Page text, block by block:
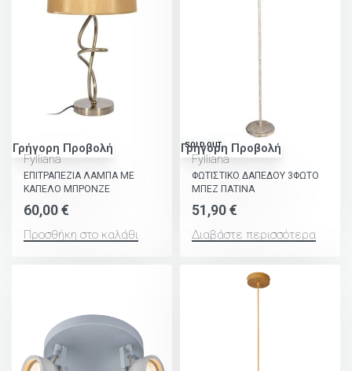
Γρήγορη Προβολή
Fylliana
ΕΠΙΤΡΑΠΕΖΙΑ ΛΑΜΠΑ ΜΕ
ΚΑΠΕΛΟ ΜΠΡΟΝΖΕ
60,00€
Προσθήκη στο καλάθι
SOLD OUT
Γρήγορη Προβολή
Fylliana
ΦΩΤΙΣΤΙΚΟ ΔΑΠΕΔΟΥ 3ΦΩΤΟ
ΜΠΕΖ ΠΑΤΙΝΑ
51,90€
Διαβάστε περισσότερα